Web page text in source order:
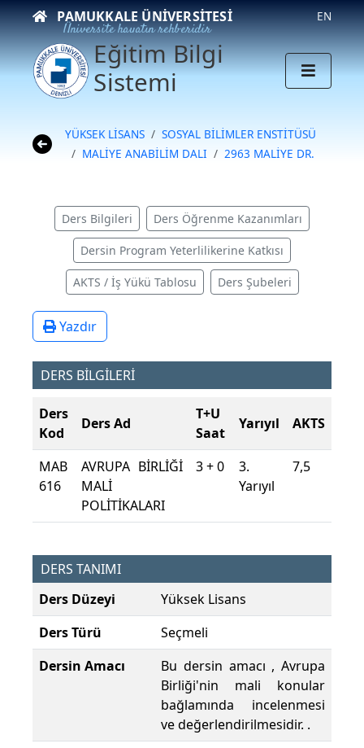
PAMUKKALE ÜNIVERSITESI
Üniversite hayatın rehberidir
EN
Eğitim Bilgi
Sistemi
YÜKSEK LİSANS
SOSYAL BİLİMLER ENSTİTÜSÜ
MALİYE ANABİLİM DALI
2963 MALİYE DR.
Ders Bilgileri Ders Öğrenme Kazanımları
Dersin Program Yeterlilikerine Katkısı
AKTS / İş Yükü Tablosu Ders Şubeleri
Yazdır
DERS BİLGİLERİ
Ders
Kod
Ders Ad
T+U
Saat
Yarıyıl AKTS
MAB
616
AVRUPA BİRLİĞİ
MALİ
POLİTİKALARI
3 + 0
3.
Yarıyıl
7,5
DERS TANIMI
Ders Düzeyi
Yüksek Lisans
Ders Türü
Seçmeli
Dersin Amacı
Bu dersin amacı , Avrupa
Birliği'nin mali konular
bağlamında incelenmesi
ve değerlendirilmesidir. .